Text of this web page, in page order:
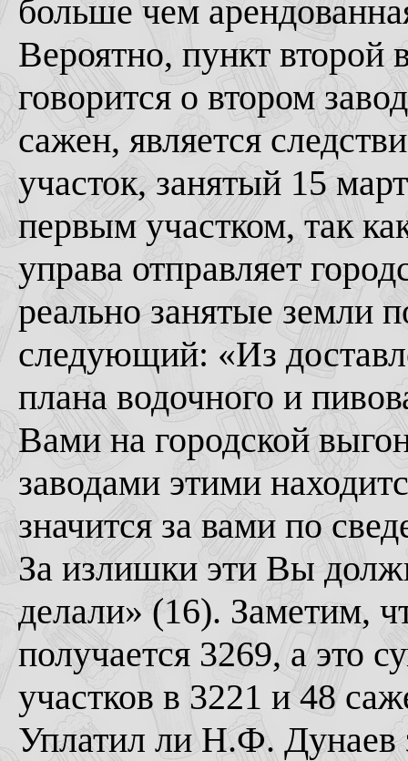
больше чем
Вероятно, пункт второй
говорится о втором
сажен, является
участок, занятый 15
первым участком, так
управа отправляет
реально занятые земли
следующий: «Из
плана водочного и
Вами на городской
заводами этими
значится за вами по
За излишки эти Вы
делали» (16). Заметим,
получается 3269, а это
участков в 3221 и 48
Уплатил ли Н.Ф. Дунаев